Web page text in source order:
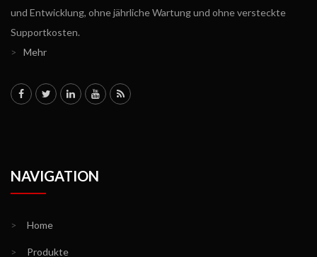
und Entwicklung, ohne jährliche Wartung und ohne versteckte
Supportkosten.
>
Mehr
NAVIGATION
> Home
> Produkte